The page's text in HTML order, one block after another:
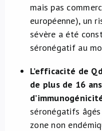
mais pas
européenne), un
sévère a été
séronégatif au
L’efficacité de
de plus de 16
séronégatifs
zone non